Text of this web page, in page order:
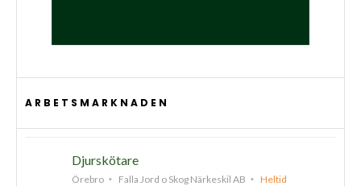
ARBETSMARKNADEN
Djurskötare
Örebro Falla Jord o Skog Närkeskil AB Heltid